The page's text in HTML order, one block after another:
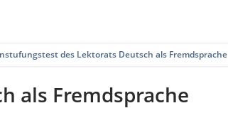
des Lektorats Deutsch als Fremdsprache
als Fremdsprache